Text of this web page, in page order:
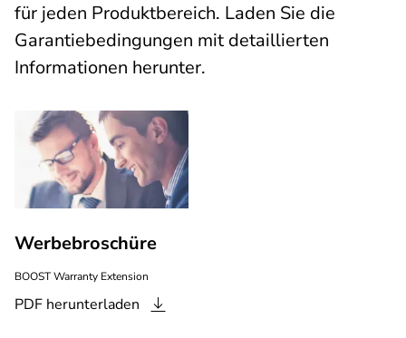
für jeden Produktbereich. Laden Sie die
Garantiebedingungen mit detaillierten
Informationen herunter.
Werbebroschüre
BOOST Warranty Extension
PDF herunterladen